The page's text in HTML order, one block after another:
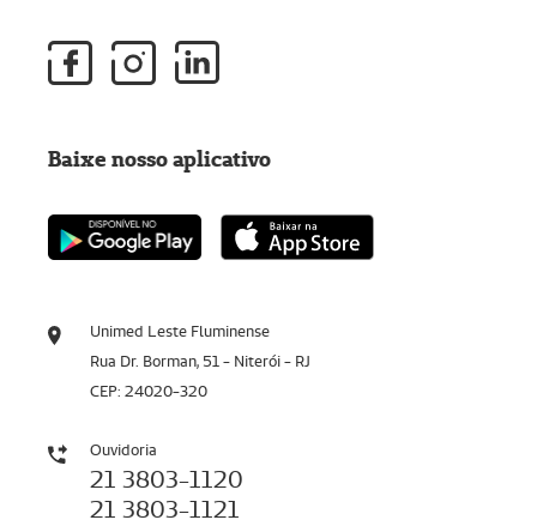
Unimed Leste Fluminense
Rua Dr. Borman, 51 - Niterói - RJ
CEP: 24020-320
Ouvidoria
21 3803-1120
21 3803-1121
Baixe nosso aplicativo